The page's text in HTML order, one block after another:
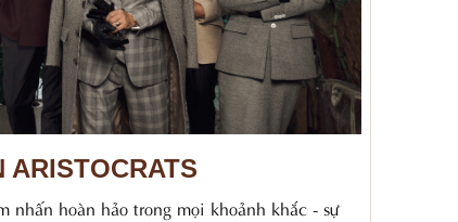
ARISTOCRATS
nhấn hoàn hảo trong mọi khoảnh khắc - sự